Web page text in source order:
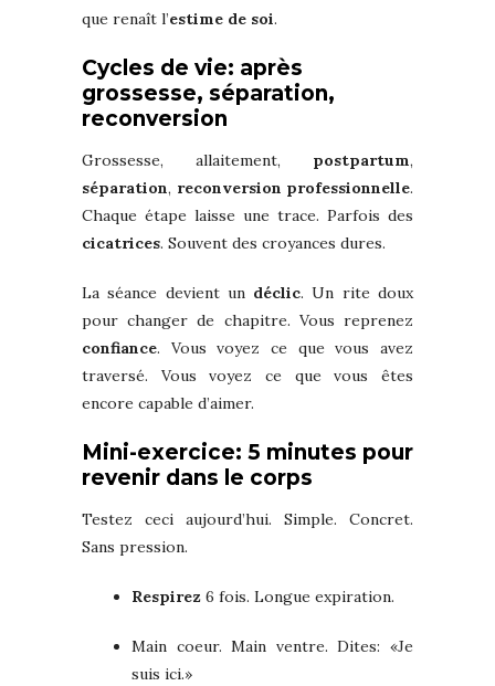
que renaît l’estime de soi.
Cycles de vie: après
grossesse, séparation,
reconversion
Grossesse, allaitement, postpartum,
séparation, reconversion professionnelle.
Chaque étape laisse une trace. Parfois des
cicatrices. Souvent des croyances dures.
La séance devient un déclic. Un rite doux
pour changer de chapitre. Vous reprenez
confiance. Vous voyez ce que vous avez
traversé. Vous voyez ce que vous êtes
encore capable d’aimer.
Mini-exercice: 5 minutes pour
revenir dans le corps
Testez ceci aujourd’hui. Simple. Concret.
Sans pression.
Respirez 6 fois. Longue expiration.
Main coeur. Main ventre. Dites: «Je
suis ici.»